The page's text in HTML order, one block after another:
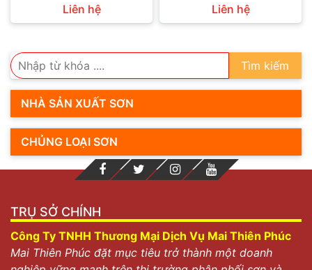
Liên hệ Liên hệ
Tìm kiếm
NHÀ SẢN XUẤT SƠN
CHỦNG LOẠI SƠN
TRỤ SỞ CHÍNH
Công Ty TNHH Thương Mại Dịch Vụ Mai Thiên Phúc
Mai Thiên Phúc đặt mục tiêu trở thành một doanh